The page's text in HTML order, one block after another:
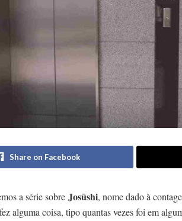
Share on Facebook
a série sobre Josūshi, nome dado à
alguma coisa, tipo quantas vezes foi em